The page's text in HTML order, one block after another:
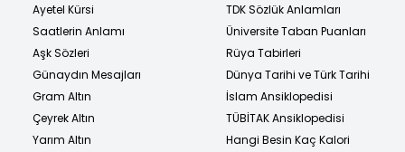
Ayetel Kürsi
Saatlerin Anlamı
Aşk Sözleri
Günaydın Mesajları
Gram Altın
Çeyrek Altın
Yarım Altın
TDK Sözlük Anlamları
Üniversite Taban Puanları
Rüya Tabirleri
Dünya Tarihi ve Türk Tarihi
İslam Ansiklopedisi
TÜBİTAK Ansiklopedisi
Hangi Besin Kaç Kalori